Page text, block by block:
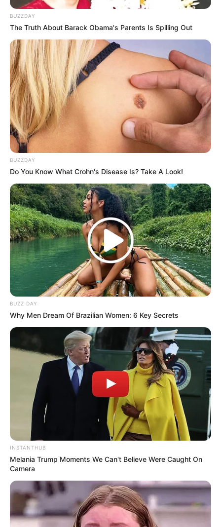
(foto: roomme)
6. Karakter utama dari Cooky buatan Jungkook ini
suka berolahraga karena ingin memiliki tubuh atletis
dan berteman dekat dengan Shooky
(foto: pinterest)
7. Uniknya Shooky bertubuh paling mungil diantara
yang lainnya. Ada yang bisa tebak ini apa? Yup, ini
adalah cookies lucu, namun usil dan suka bercanda
BUZZDAY
The Truth About Barack Obama's Parents Is Spilling Out
BUZZDAY
Do You Know What Crohn's Disease Is? Take A Look!
BUZZ DAY
Why Men Dream Of Brazilian Women: 6 Key Secrets
INSTANTHUB
Melania Trump Moments We Can't Believe Were Caught On
Camera